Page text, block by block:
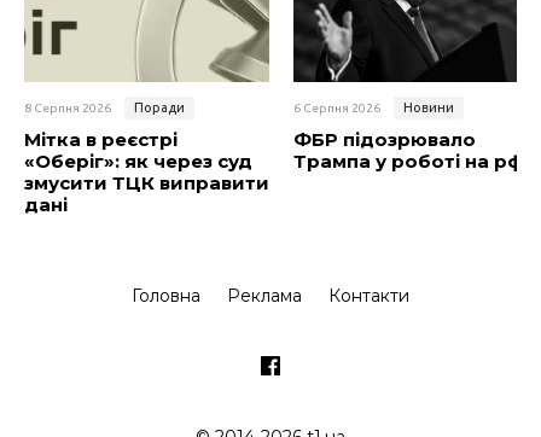
8 Серпня 2026 Поради
Мітка в реєстрі
«Оберіг»: як через суд
змусити ТЦК виправити
дані
6 Серпня 2026 Новини
ФБР підозрювало
Трампа у роботі на рф
Головна Реклама Контакти